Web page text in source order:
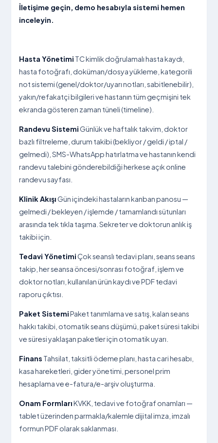
İletişime geçin, demo hesabıyla sistemi hemen
inceleyin.
Hasta Yönetimi TC kimlik doğrulamalı hasta kaydı,
hasta fotoğrafı, doküman/dosya yükleme, kategorili
not sistemi (genel/doktor/uyarı notları, sabitlenebilir),
yakın/refakatçi bilgileri ve hastanın tüm geçmişini tek
ekranda gösteren zaman tüneli (timeline).
Randevu SistemiGünlük ve haftalık takvim, doktor
bazlı filtreleme, durum takibi (bekliyor / geldi / iptal /
gelmedi), SMS-WhatsApp hatırlatma ve hastanın kendi
randevu talebini gönderebildiği herkese açık online
randevu sayfası.
Klinik AkışıGün içindeki hastaların kanban panosu —
gelmedi / bekleyen / işlemde / tamamlandı sütunları
arasında tek tıkla taşıma. Sekreter ve doktorun anlık iş
takibi için.
Tedavi YönetimiÇok seanslı tedavi planı, seans seans
takip, her seansa öncesi/sonrası fotoğraf, işlem ve
doktor notları, kullanılan ürün kaydı ve PDF tedavi
raporu çıktısı.
Paket SistemiPaket tanımlama ve satış, kalan seans
hakkı takibi, otomatik seans düşümü, paket süresi takibi
ve süresi yaklaşan paketler için otomatik uyarı.
Finans Tahsilat, taksitli ödeme planı, hasta cari hesabı,
kasa hareketleri, gider yönetimi, personel prim
hesaplama ve e-fatura/e-arşiv oluşturma.
Onam FormlarıKVKK, tedavi ve fotoğraf onamları —
tablet üzerinden parmakla/kalemle dijital imza, imzalı
formun PDF olarak saklanması.